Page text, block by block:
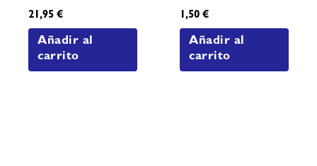
21,95€
Añadir al
carrito
1,50€
Añadir al
carrito